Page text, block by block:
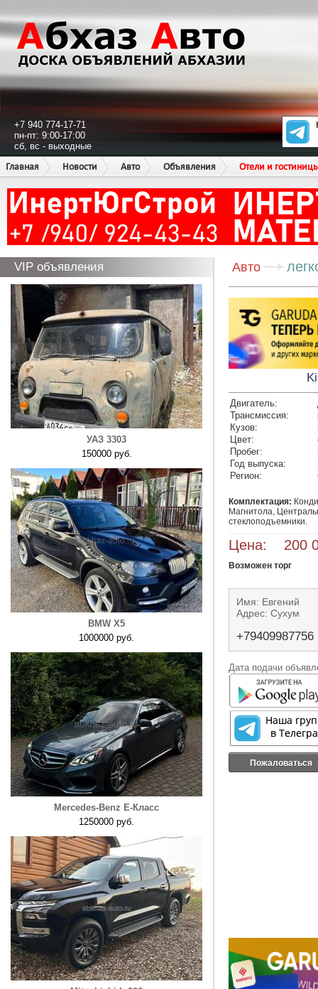
+7 940 774-17-71
пн-пт: 9:00-17:00
сб, вс - выходные
Главная
Новости Авто Объявления Отели и
VIP объявления
УАЗ 3303
150000 руб.
BMW X5
1000000 руб.
Mercedes-Benz E-Класс
1250000 руб.
Авто
Двигатель:
Трансмиссия:
Кузов:
Цвет:
Пробег:
Год выпуска:
Регион:
Комплектация:
Магнитола,
стеклоподъемники.
Цена: 200
Возможен торг
Имя: Евгений
Адрес: Сухум
+79409987756
Дата подачи
Пожаловаться